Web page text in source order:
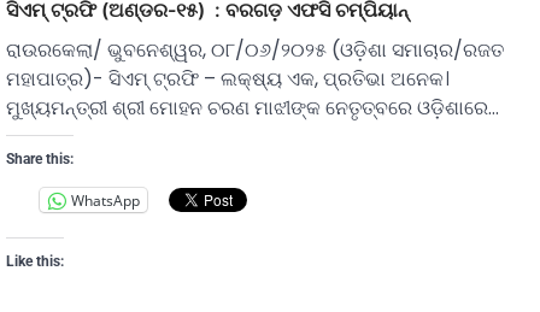
ସିଏମ୍ ଟ୍ରଫି (ଅଣ୍ଡର-୧୫) : ବରଗଡ଼ ଏଫସି ଚମ୍ପିୟାନ୍‌
ରାଉରକେଲା/ ଭୁବନେଶ୍ୱର, ୦୮/୦୬/୨୦୨୫ (ଓଡ଼ିଶା ସମାଚାର/ରଜତ
ମହାପାତ୍ର)- ସିଏମ୍ ଟ୍ରଫି – ଲକ୍ଷ୍ୟ ଏକ, ପ୍ରତିଭା ଅନେକ।
ମୁଖ୍ୟମନ୍ତ୍ରୀ ଶ୍ରୀ ମୋହନ ଚରଣ ମାଝୀଙ୍କ ନେତୃତ୍ବରେ ଓଡ଼ିଶାରେ…
Share this:
WhatsApp
Like this: